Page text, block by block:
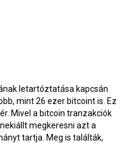
letartóztatása kapcsán
mint 26 ezer bitcoint is. Ez
Mivel a bitcoin tranzakciók
megkeresni azt a
tartja. Meg is találták,